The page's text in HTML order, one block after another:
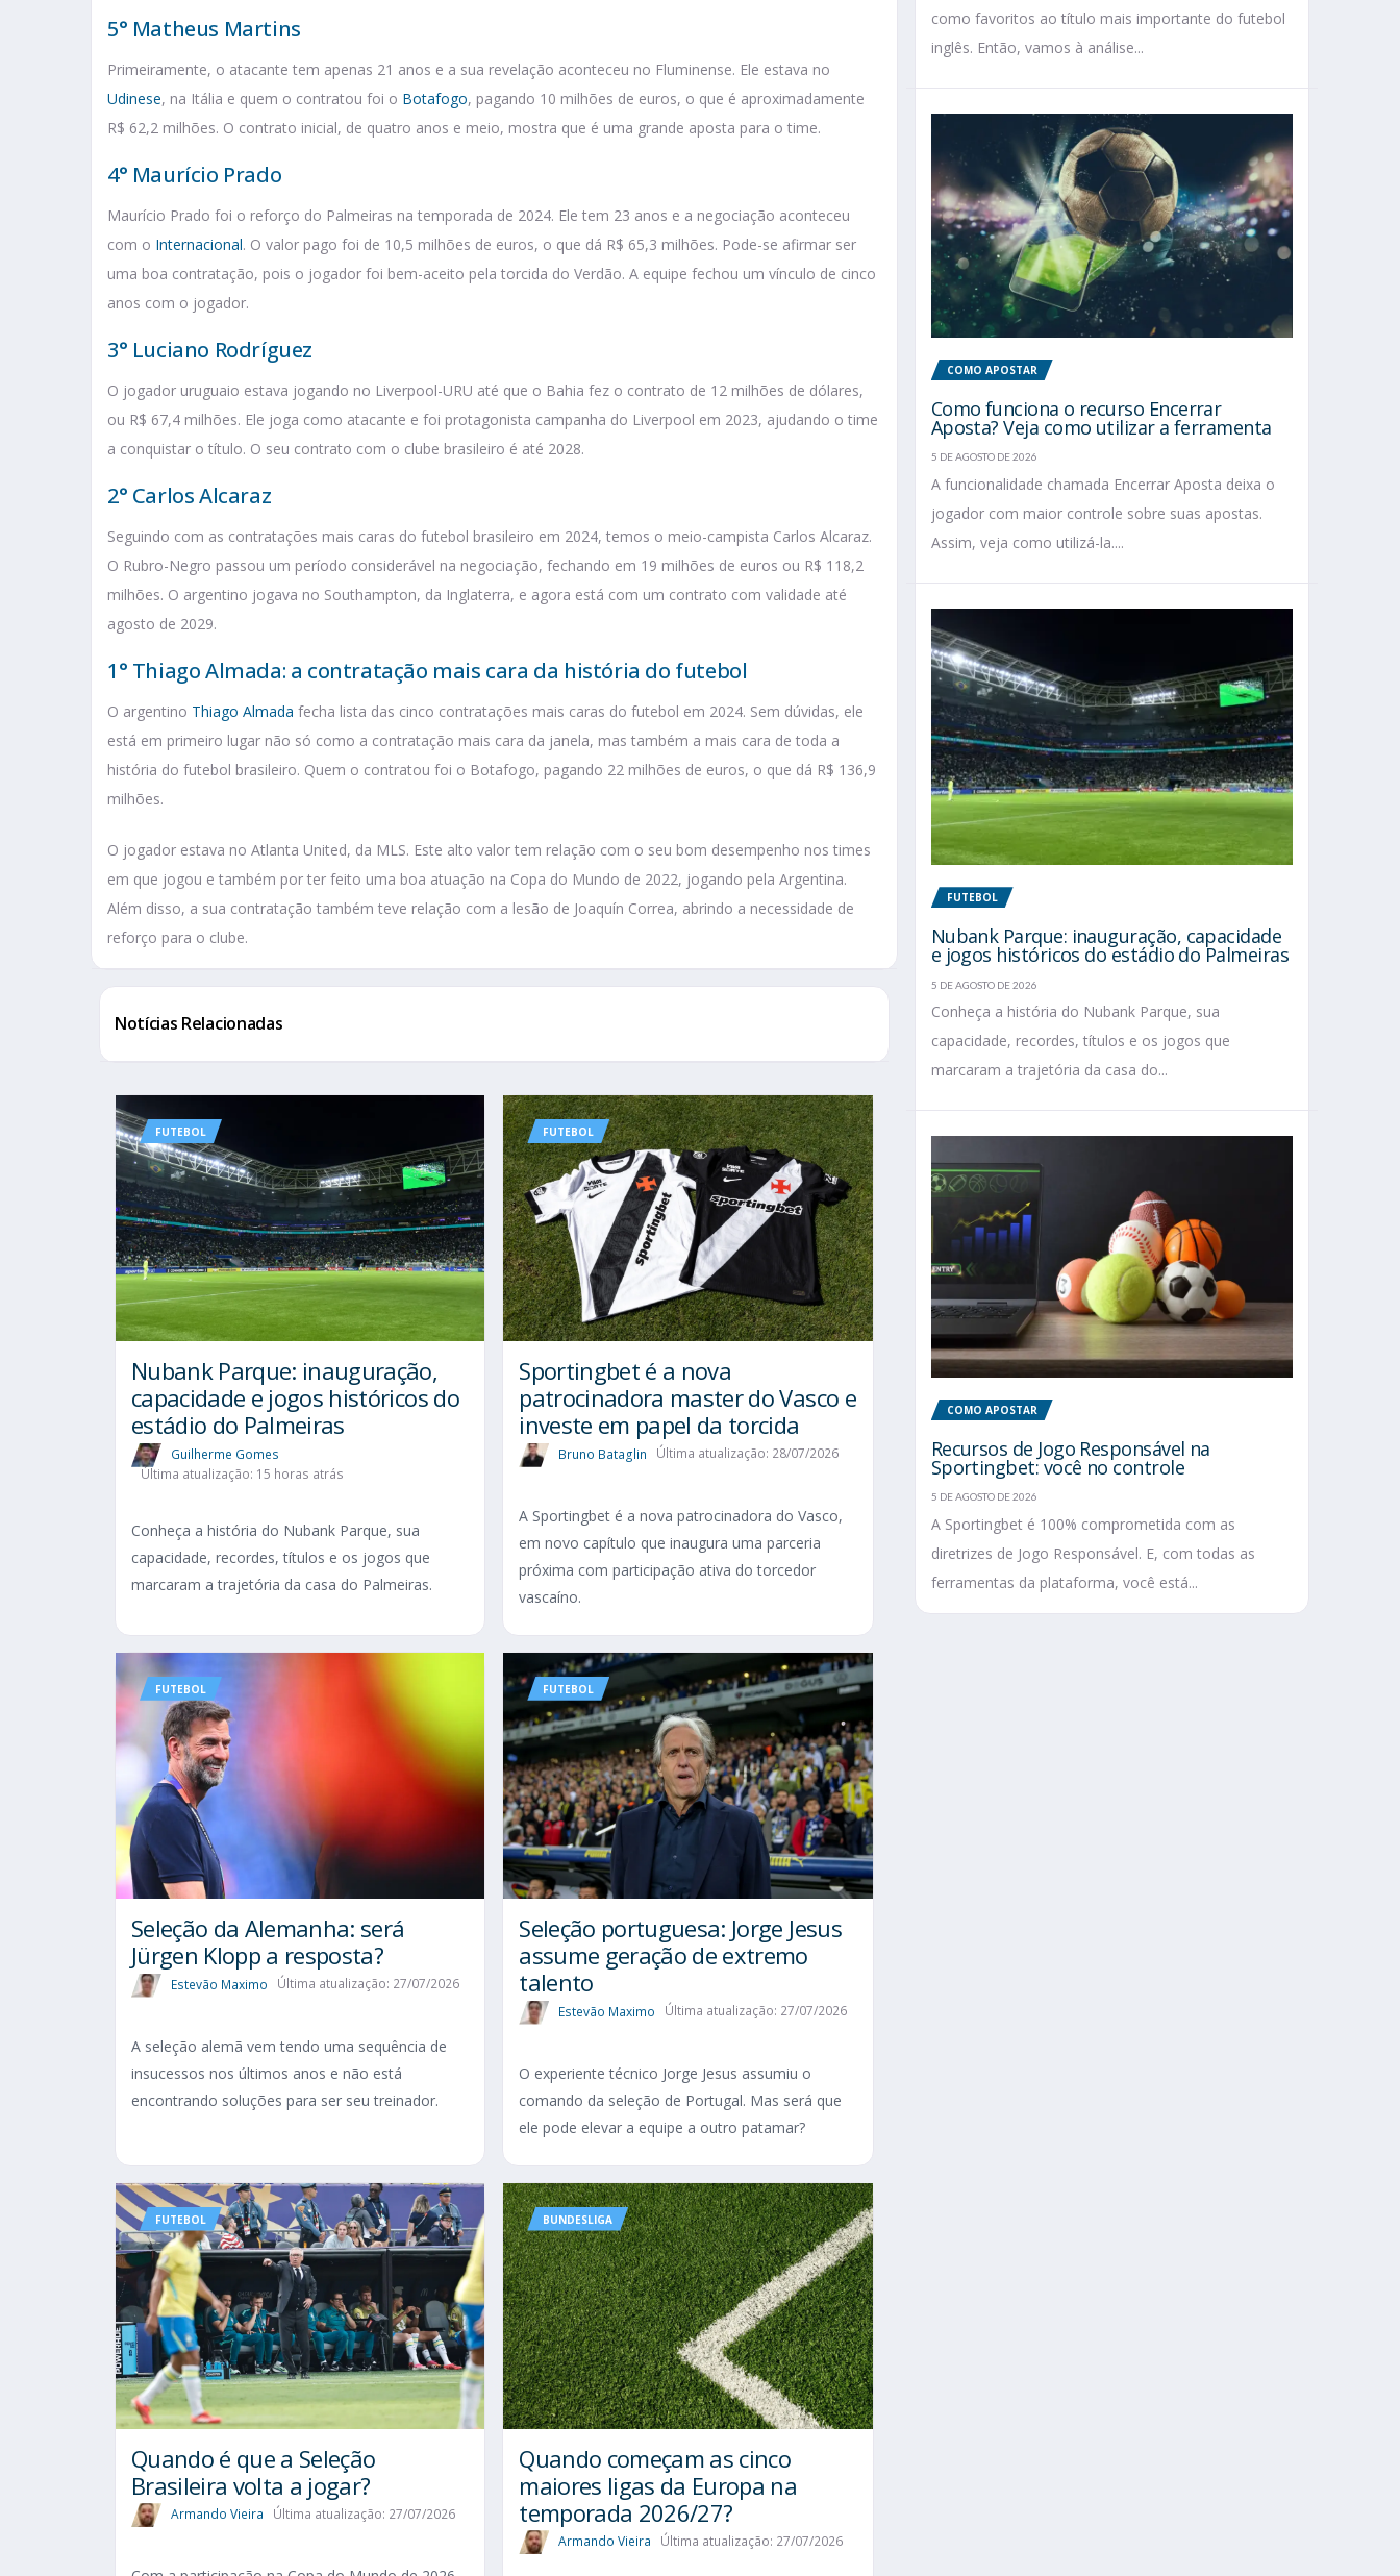
5° Matheus Martins
Primeiramente, o atacante tem apenas 21 anos e a sua revelação aconteceu no Fluminense. Ele estava no
Udinese, na Itália e quem o contratou foi o Botafogo, pagando 10 milhões de euros, o que é aproximadamente
R$ 62,2 milhões. O contrato inicial, de quatro anos e meio, mostra que é uma grande aposta para o time.
4° Maurício Prado
Maurício Prado foi o reforço do Palmeiras na temporada de 2024. Ele tem 23 anos e a negociação aconteceu
com o Internacional. O valor pago foi de 10,5 milhões de euros, o que dá R$ 65,3 milhões. Pode-se afirmar ser
uma boa contratação, pois o jogador foi bem-aceito pela torcida do Verdão. A equipe fechou um vínculo de cinco
anos com o jogador.
3° Luciano Rodríguez
O jogador uruguaio estava jogando no Liverpool-URU até que o Bahia fez o contrato de 12 milhões de dólares,
ou R$ 67,4 milhões. Ele joga como atacante e foi protagonista campanha do Liverpool em 2023, ajudando o time
a conquistar o título. O seu contrato com o clube brasileiro é até 2028.
2° Carlos Alcaraz
Seguindo com as contratações mais caras do futebol brasileiro em 2024, temos o meio-campista Carlos Alcaraz.
O Rubro-Negro passou um período considerável na negociação, fechando em 19 milhões de euros ou R$ 118,2
milhões. O argentino jogava no Southampton, da Inglaterra, e agora está com um contrato com validade até
agosto de 2029.
1° Thiago Almada: a contratação mais cara da história do futebol
O argentino Thiago Almada fecha lista das cinco contratações mais caras do futebol em 2024. Sem dúvidas, ele
está em primeiro lugar não só como a contratação mais cara da janela, mas também a mais cara de toda a
história do futebol brasileiro. Quem o contratou foi o Botafogo, pagando 22 milhões de euros, o que dá R$ 136,9
milhões.
O jogador estava no Atlanta United, da MLS. Este alto valor tem relação com o seu bom desempenho nos times
em que jogou e também por ter feito uma boa atuação na Copa do Mundo de 2022, jogando pela Argentina.
Além disso, a sua contratação também teve relação com a lesão de Joaquín Correa, abrindo a necessidade de
reforço para o clube.
Notícias Relacionadas
FUTEBOL
Nubank Parque: inauguração,
capacidade e jogos históricos do
estádio do Palmeiras
Guilherme Gomes
Última atualização: 15 horas atrás
Conheça a história do Nubank Parque, sua
capacidade, recordes, títulos e os jogos que
marcaram a trajetória da casa do Palmeiras.
FUTEBOL
Sportingbet é a nova
patrocinadora master do Vasco e
investe em papel da torcida
Bruno Bataglin Última atualização: 28/07/2026
A Sportingbet é a nova patrocinadora do Vasco,
em novo capítulo que inaugura uma parceria
próxima com participação ativa do torcedor
vascaíno.
FUTEBOL
Seleção da Alemanha: será
Jürgen Klopp a resposta?
Estevão Maximo Última atualização: 27/07/2026
A seleção alemã vem tendo uma sequência de
insucessos nos últimos anos e não está
encontrando soluções para ser seu treinador.
FUTEBOL
Seleção portuguesa: Jorge Jesus
assume geração de extremo
talento
Estevão Maximo Última atualização: 27/07/2026
O experiente técnico Jorge Jesus assumiu o
comando da seleção de Portugal. Mas será que
ele pode elevar a equipe a outro patamar?
FUTEBOL
Quando é que a Seleção
Brasileira volta a jogar?
Armando Vieira Última atualização: 27/07/2026
BUNDESLIGA
Quando começam as cinco
maiores ligas da Europa na
temporada 2026/27?
Armando Vieira Última atualização: 27/07/2026
como favoritos ao título mais importante do futebol
inglês. Então, vamos à análise...
COMO APOSTAR
Como funciona o recurso Encerrar
Aposta? Veja como utilizar a ferramenta
5 DE AGOSTO DE 2026
A funcionalidade chamada Encerrar Aposta deixa o
jogador com maior controle sobre suas apostas.
Assim, veja como utilizá-la....
FUTEBOL
Nubank Parque: inauguração, capacidade
e jogos históricos do estádio do Palmeiras
5 DE AGOSTO DE 2026
Conheça a história do Nubank Parque, sua
capacidade, recordes, títulos e os jogos que
marcaram a trajetória da casa do...
COMO APOSTAR
Recursos de Jogo Responsável na
Sportingbet: você no controle
5 DE AGOSTO DE 2026
A Sportingbet é 100% comprometida com as
diretrizes de Jogo Responsável. E, com todas as
ferramentas da plataforma, você está...